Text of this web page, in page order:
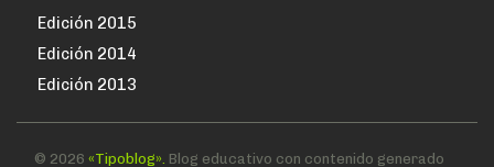
Edición 2015
Edición 2014
Edición 2013
© 2026 «Tipoblog». Blog educativo con contenido generado